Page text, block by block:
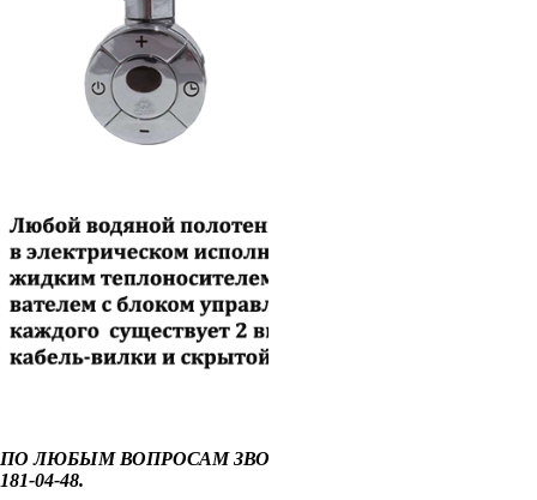
ПО ЛЮБЫМ ВОПРОСАМ ЗВОНИТЕ ПО ТЕЛЕФОНУ 8 495-
181-04-48.